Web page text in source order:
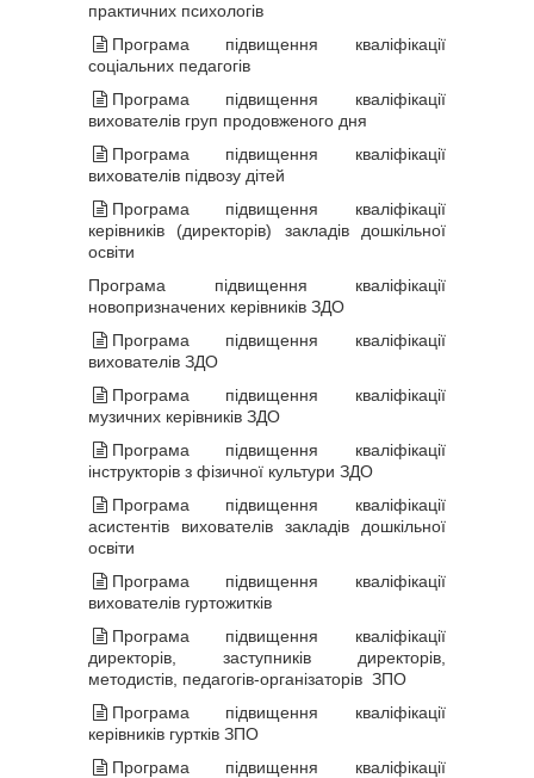
практичних психологів
Програма підвищення кваліфікації
соціальних педагогів
Програма підвищення кваліфікації
вихователів груп продовженого дня
Програма підвищення кваліфікації
вихователів підвозу дітей
Програма підвищення кваліфікації
керівників (директорів) закладів дошкільної
освіти
Програма підвищення кваліфікації
новопризначених керівників ЗДО
Програма підвищення кваліфікації
вихователів ЗДО
Програма підвищення кваліфікації
музичних керівників ЗДО
Програма підвищення кваліфікації
інструкторів з фізичної культури ЗДО
Програма підвищення кваліфікації
асистентів вихователів закладів дошкільної
освіти
Програма підвищення кваліфікації
вихователів гуртожитків
Програма підвищення кваліфікації
директорів, заступників директорів,
методистів, педагогів-організаторів ЗПО
Програма підвищення кваліфікації
керівників гуртків ЗПО
Програма підвищення кваліфікації